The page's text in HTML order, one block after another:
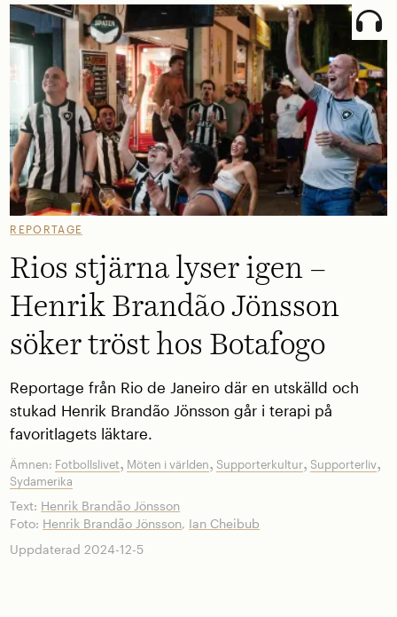
REPORTAGE
Rios stjärna lyser igen –
Henrik Brandão Jönsson
söker tröst hos Botafogo
Reportage från Rio de Janeiro där en utskälld och
stukad Henrik Brandão Jönsson går i terapi på
favoritlagets läktare.
Ämnen: Fotbollslivet, Möten i världen,Supporterkultur,Supporterliv,
Sydamerika
Text: Henrik Brandão Jönsson
Foto: Henrik Brandão Jönsson, Ian Cheibub
Uppdaterad 2024-12-5